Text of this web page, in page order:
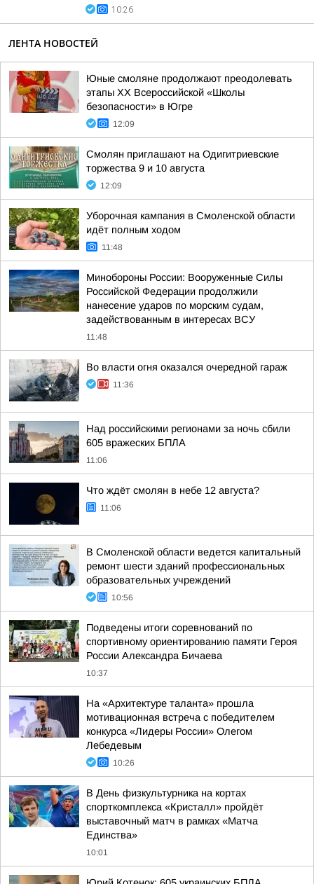
10:26
ЛЕНТА НОВОСТЕЙ
Юные смоляне продолжают преодолевать
этапы XX Всероссийской «Школы
безопасности» в Югре
12:09
Смолян приглашают на Одигитриевские
торжества 9 и 10 августа
12:09
Уборочная кампания в Смоленской области
идёт полным ходом
11:48
Минобороны России: Вооруженные Силы
Российской Федерации продолжили
нанесение ударов по морским судам,
задействованным в интересах ВСУ
11:48
Во власти огня оказался очередной гараж
11:36
Над российскими регионами за ночь сбили
605 вражеских БПЛА
11:06
Что ждёт смолян в небе 12 августа?
11:06
В Смоленской области ведется капитальный
ремонт шести зданий профессиональных
образовательных учреждений
10:56
Подведены итоги соревнований по
спортивному ориентированию памяти Героя
России Александра Бичаева
10:37
На «Архитектуре таланта» прошла
мотивационная встреча с победителем
конкурса «Лидеры России» Олегом
Лебедевым
10:26
В День физкультурника на кортах
спорткомплекса «Кристалл» пройдёт
выставочный матч в рамках «Матча
Единства»
10:01